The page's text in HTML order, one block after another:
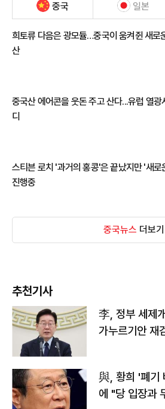
중국 일본
희토류 다음은 광모듈…중국이 움켜쥔 새로
산
중국산 에어콘을 웃돈 주고 산다...유럽 열광
디
스티븐 로치 '과거의 홍콩'은 끝났지만 '새로
진행중
중국뉴스 더보기
추천기사
李, 정부 세제
가누르기안 재
與, 황희 '폐기
에 "당 입장과